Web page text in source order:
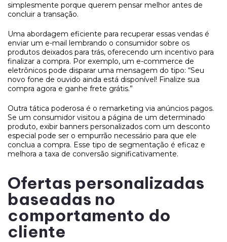
simplesmente porque querem pensar melhor antes de
concluir a transação.
Uma abordagem eficiente para recuperar essas vendas é
enviar um e-mail lembrando o consumidor sobre os
produtos deixados para trás, oferecendo um incentivo para
finalizar a compra. Por exemplo, um e-commerce de
eletrônicos pode disparar uma mensagem do tipo: “Seu
novo fone de ouvido ainda está disponível! Finalize sua
compra agora e ganhe frete grátis.”
Outra tática poderosa é o remarketing via anúncios pagos.
Se um consumidor visitou a página de um determinado
produto, exibir banners personalizados com um desconto
especial pode ser o empurrão necessário para que ele
conclua a compra. Esse tipo de segmentação é eficaz e
melhora a taxa de conversão significativamente.
Ofertas personalizadas
baseadas no
comportamento do
cliente